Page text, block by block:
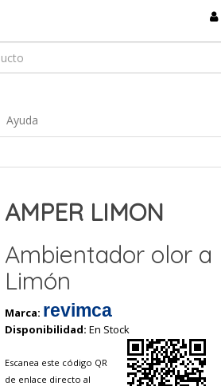
Ayuda
AMPER LIMON
Ambientador olor a
Limón
Marca: revimca
Disponibilidad: En Stock
Escanea este código QR
de enlace directo al